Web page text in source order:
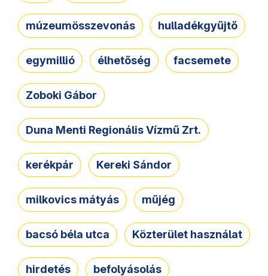
múzeumösszevonás hulladékgyűjtő
egymillió élhetőség facsemete
Zoboki Gábor
Duna Menti Regionális Vízmű Zrt.
kerékpár Kereki Sándor
milkovics mátyás műjég
bacsó béla utca Közterület használat
hirdetés befolyásolás